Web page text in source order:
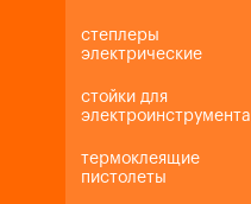
степлеры
электрические
стойки для
электроинструмента
термоклеящие
пистолеты